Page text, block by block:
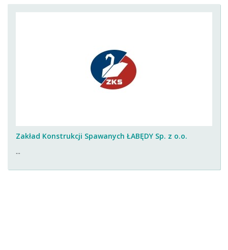
Zakład Konstrukcji Spawanych ŁABĘDY Sp. z o.o.
...